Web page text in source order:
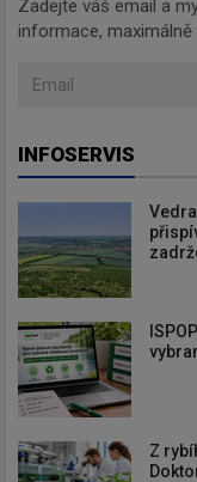
Zadejte váš email a
informace, maximálně
INFOSERVIS
Z